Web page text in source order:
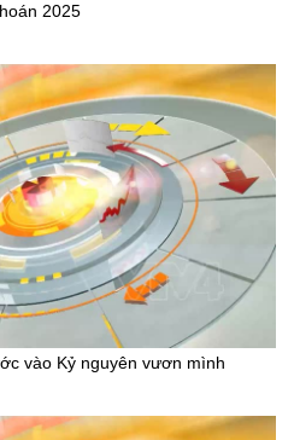
2025
vào Kỷ nguyên vươn mình